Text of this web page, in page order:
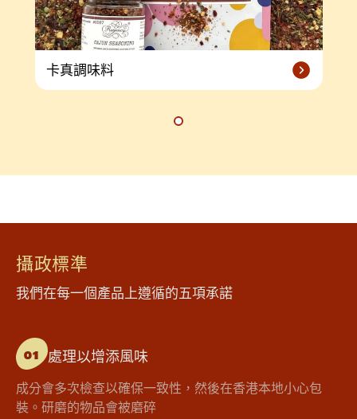
卡真調味料
攝政標準
我們在每一個產品上遵循的五項承諾
01 處理以增添風味
成分會多次檢查以確保一致性，然後在香港本地小心包
裝。研磨的物品會被磨碎